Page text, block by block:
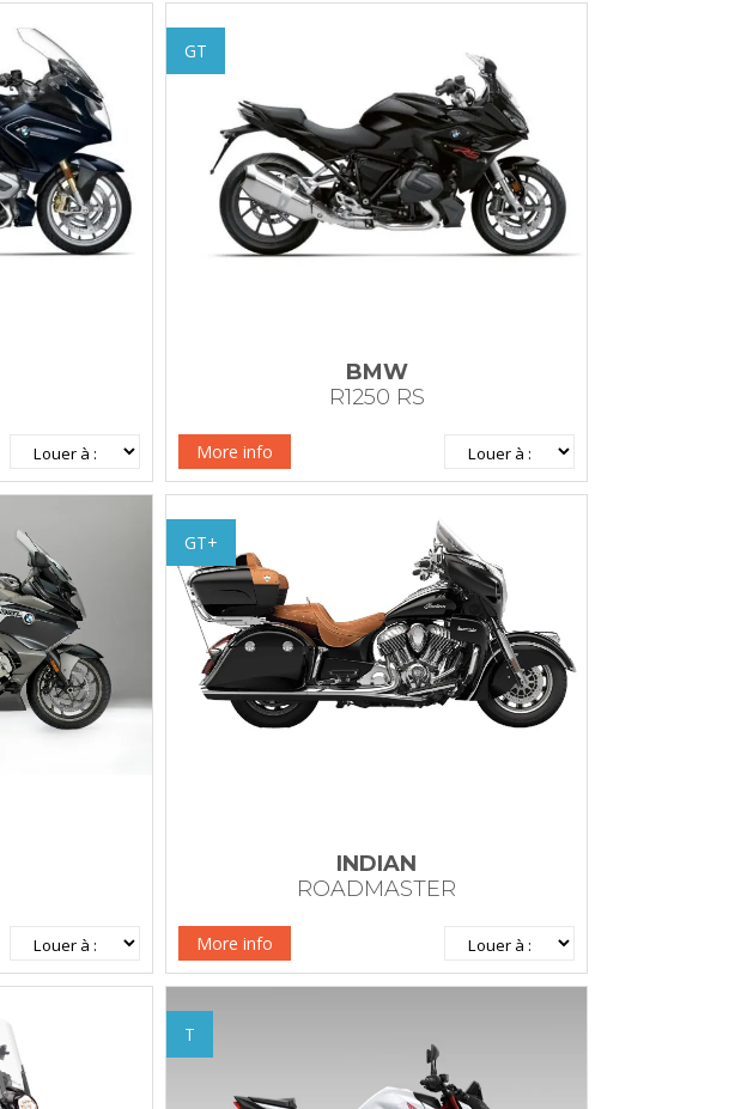
GT
BMW
R1250 RS
More info
GT+
INDIAN
ROADMASTER
More info
T